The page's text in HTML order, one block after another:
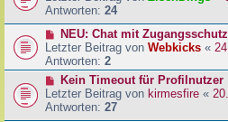
Antworten: 24
NEU: Chat mit Zugangsschutz
Letzter Beitrag von Webkicks «
Antworten: 2
Kein Timeout für Profilnutzer
Letzter Beitrag von kirmesfire «
Antworten: 27